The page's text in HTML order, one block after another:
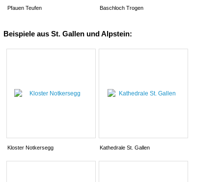
Pfauen Teufen Baschloch Trogen
Beispiele aus St. Gallen und Alpstein:
Kloster Notkersegg Kathedrale St. Gallen